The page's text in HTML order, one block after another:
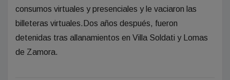
consumos virtuales y presenciales y le vaciaron las
billeteras virtuales.Dos años después, fueron
detenidas tras allanamientos en Villa Soldati y Lomas
de Zamora.